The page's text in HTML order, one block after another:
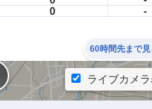
0 -
60時間先まで見